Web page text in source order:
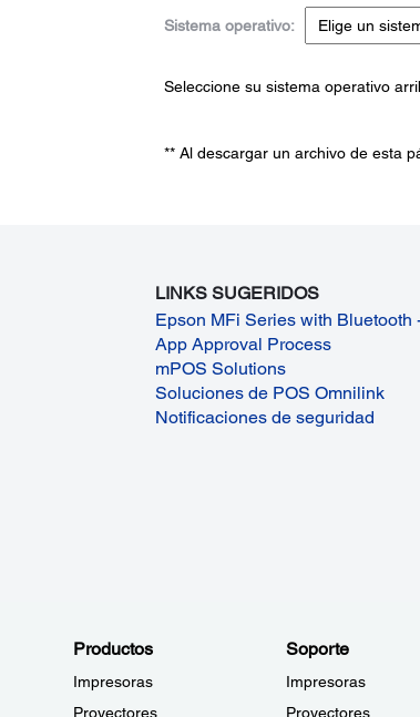
Sistema operativo:
Seleccione su sistema operativo
** Al descargar un archivo de esta
LINKS SUGERIDOS
Epson MFi Series with Bluetooth
App Approval Process
mPOS Solutions
Soluciones de POS Omnilink
Notificaciones de seguridad
Productos
Impresoras
Proyectores
Soporte
Impresoras
Proyectores